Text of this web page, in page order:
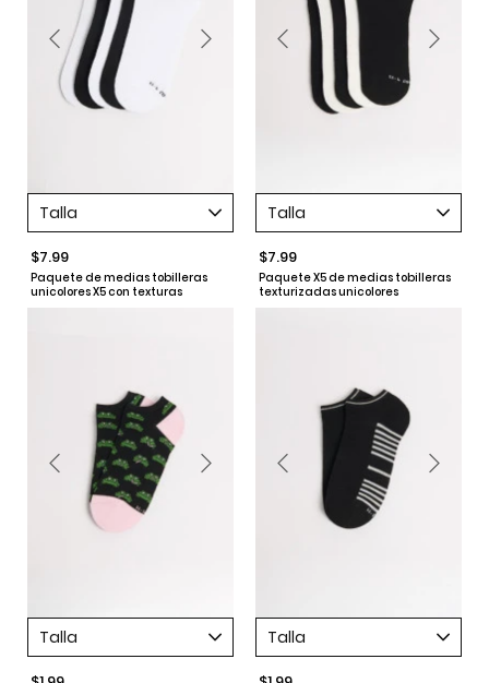
Talla
$7.99
Paquete de medias tobilleras
unicolores X5 con texturas
Talla
$7.99
Paquete X5 de medias tobilleras
texturizadas unicolores
Talla Talla